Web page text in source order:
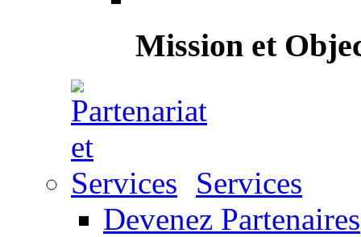
Mission et
Services
Devenez Partenaires